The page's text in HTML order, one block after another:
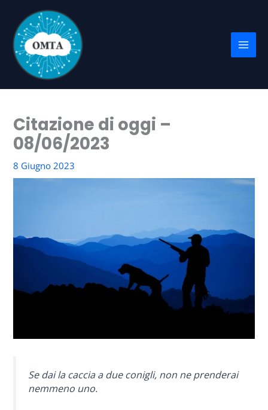
contenuto
Citazione di oggi –
08/06/2023
8 Giugno 2023
Se dai la caccia a due conigli, non ne prenderai
nemmeno uno.